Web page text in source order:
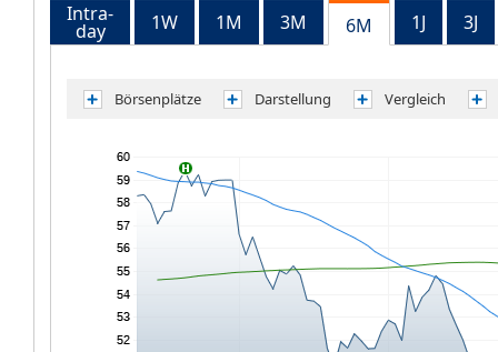
Intra-
day 1W 1M 3M 6M 1J 3J
Börsenplätze Darstellung Vergleich